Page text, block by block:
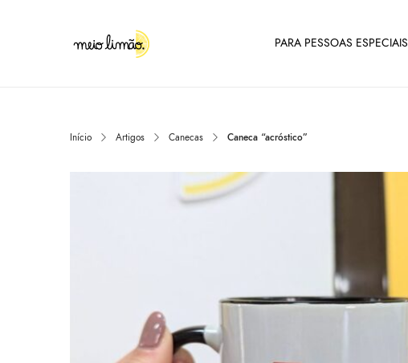
PARA PESSOAS ESPECIAIS
Início Artigos Canecas Caneca “acróstico”